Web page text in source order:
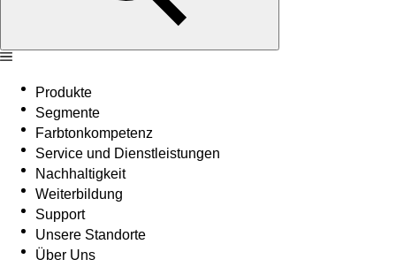
Produkte
Segmente
Farbtonkompetenz
Service und Dienstleistungen
Nachhaltigkeit
Weiterbildung
Support
Unsere Standorte
Über Uns